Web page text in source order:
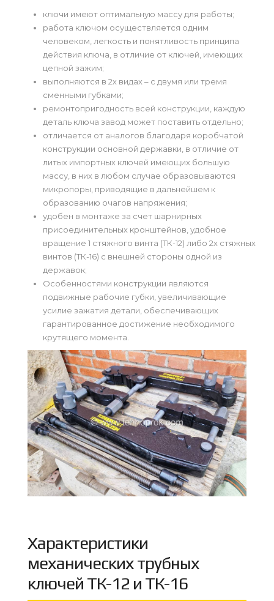
ключи имеют оптимальную массу для работы;
работа ключом осуществляется одним
человеком, легкость и понятливость принципа
действия ключа, в отличие от ключей, имеющих
цепной зажим;
выполняются в 2х видах – с двумя или тремя
сменными губками;
ремонтопригодность всей конструкции, каждую
деталь ключа завод может поставить отдельно;
отличается от аналогов благодаря коробчатой
конструкции основной державки, в отличие от
литых импортных ключей имеющих большую
массу, в них в любом случае образовываются
микропоры, приводящие в дальнейшем к
образованию очагов напряжения;
удобен в монтаже за счет шарнирных
присоединительных кронштейнов, удобное
вращение 1 стяжного винта (ТК-12) либо 2х стяжных
винтов (ТК-16) с внешней стороны одной из
державок;
Особенностями конструкции являются
подвижные рабочие губки, увеличивающие
усилие зажатия детали, обеспечивающих
гарантированное достижение необходимого
крутящего момента.
Характеристики
механических трубных
ключей ТК-12 и ТК-16